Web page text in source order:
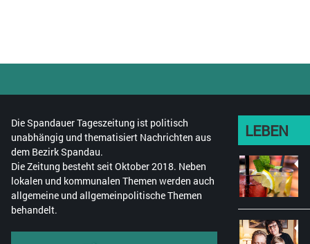
Die Spandauer Tageszeitung ist politisch
unabhängig und thematisiert Nachrichten aus
dem Bezirk Spandau.
Die Zeitung besteht seit Oktober 2018. Neben
lokalen und kommunalen Themen werden auch
allgemeine und allgemeinpolitische Themen
behandelt.
LEBEN